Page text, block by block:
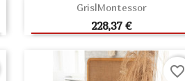
Gris|Montessor
Prix
228,37 €
AJOUTER AU PANIER
favorite_border